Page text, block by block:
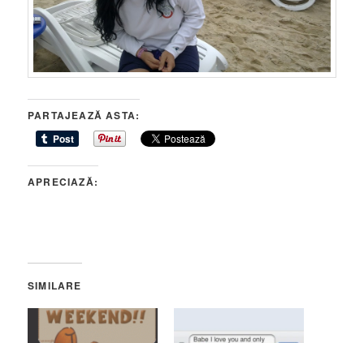
PARTAJEAZĂ ASTA:
APRECIAZĂ:
SIMILARE